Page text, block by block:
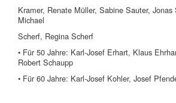
Kramer, Renate Müller, Sabine Sauter, Jonas
Michael
Scherf, Regina Scherf
• Für 50 Jahre: Karl-Josef Erhart, Klaus
Robert Schaupp
• Für 60 Jahre: Karl-Josef Kohler, Josef